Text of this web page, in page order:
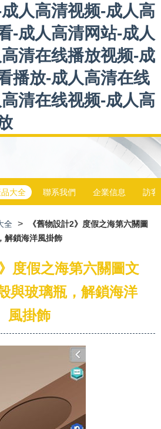
人高清视频-成人高
-成人高清网站-成人
清在线播放视频-成
播放-成人高清在线
清在线视频-成人高
品大全 聯系我們 企業信息 訪客
全 >
《舊物設計2》度假之海第六關圖
解鎖海洋風掛飾
度假之海第六關圖文
與玻璃瓶，解鎖海洋
風掛飾